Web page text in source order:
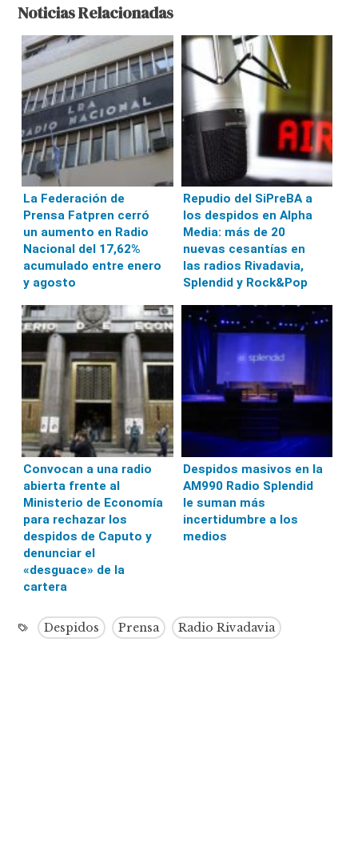
Noticias Relacionadas
La Federación de
Prensa Fatpren cerró
un aumento en Radio
Nacional del 17,62%
acumulado entre enero
y agosto
Repudio del SiPreBA a
los despidos en Alpha
Media: más de 20
nuevas cesantías en
las radios Rivadavia,
Splendid y Rock&Pop
Convocan a una radio
abierta frente al
Ministerio de Economía
para rechazar los
despidos de Caputo y
denunciar el
«desguace» de la
cartera
Despidos masivos en la
AM990 Radio Splendid
le suman más
incertidumbre a los
medios
Despidos Prensa Radio Rivadavia